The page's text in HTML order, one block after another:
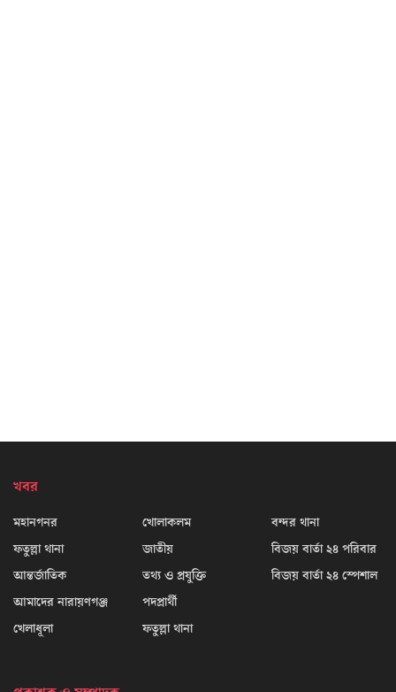
খবর
মহানগনর
ফতুল্লা থানা
আন্তর্জাতিক
আমাদের নারায়ণগঞ্জ
খেলাধূলা
খোলাকলম
জাতীয়
তথ্য ও প্রযুক্তি
পদপ্রার্থী
ফতুল্লা থানা
বন্দর থানা
বিজয় বার্তা ২৪ পরিবার
বিজয় বার্তা ২৪ স্পেশাল